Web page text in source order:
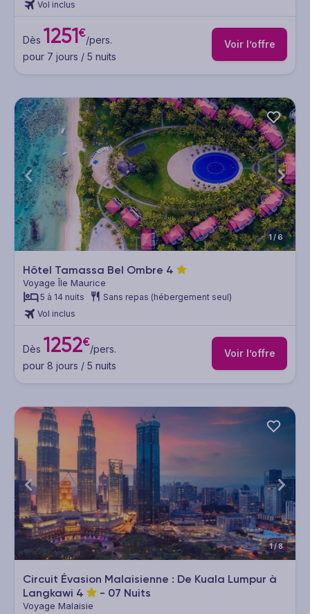
Vol inclus
Dès 1251€/pers.
pour 7 jours / 5 nuits
Voir l’offre
1/6
Hôtel Tamassa Bel Ombre 4
Voyage Île Maurice
5 à 14 nuits
Sans repas (hébergement seul)
Vol inclus
Dès 1252€/pers.
pour 8 jours / 5 nuits
Voir l’offre
1/8
Circuit Évasion Malaisienne : De Kuala Lumpur à
Langkawi 4 - 07 Nuits
Voyage Malaisie